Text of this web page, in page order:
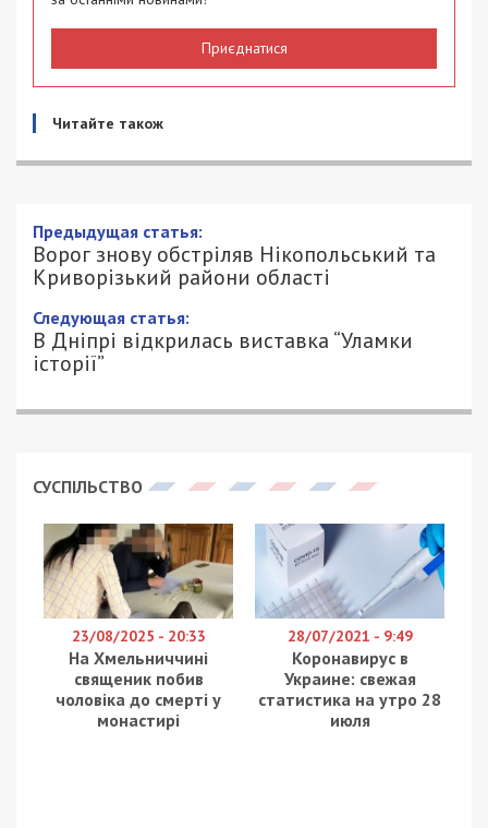
Приєднатися
Читайте також
Предыдущая статья:
Ворог знову обстріляв Нікопольський та
Криворізький райони області
Следующая статья:
В Дніпрі відкрилась виставка “Уламки
історії”
СУСПІЛЬСТВО
23/08/2025 - 20:33
На Хмельниччині
священик побив
чоловіка до смерті у
монастирі
28/07/2021 - 9:49
Коронавирус в
Украине: свежая
статистика на утро 28
июля